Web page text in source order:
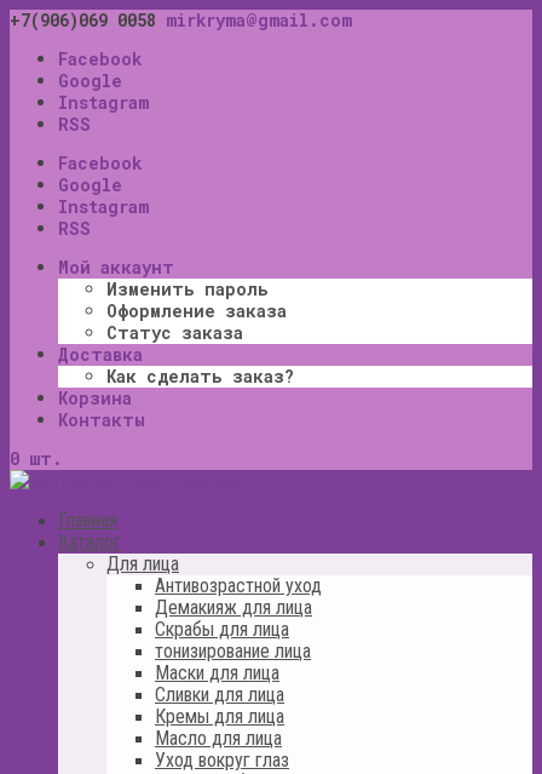
+7(906)069 0058 mirkryma@gmail.com
Facebook
Google
Instagram
RSS
Facebook
Google
Instagram
RSS
Мой аккаунт
Изменить пароль
Оформление заказа
Статус заказа
Доставка
Как сделать заказ?
Корзина
Контакты
0 шт.
Главная
Каталог
Для лица
Антивозрастной уход
Демакияж для лица
Скрабы для лица
тонизирование лица
Маски для лица
Сливки для лица
Кремы для лица
Масло для лица
Уход вокруг глаз